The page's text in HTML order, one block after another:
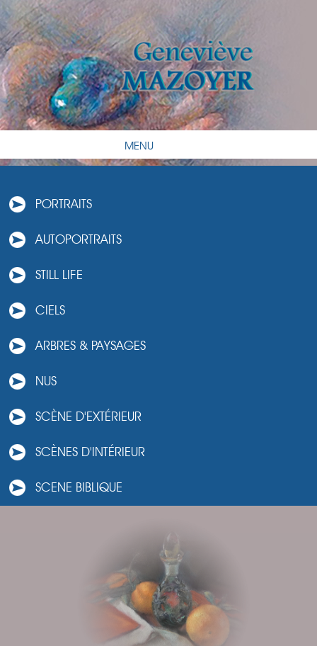
MENU
PORTRAITS
AUTOPORTRAITS
STILL LIFE
CIELS
ARBRES & PAYSAGES
NUS
SCÈNE D'EXTÉRIEUR
SCÈNES D'INTÉRIEUR
SCENE BIBLIQUE